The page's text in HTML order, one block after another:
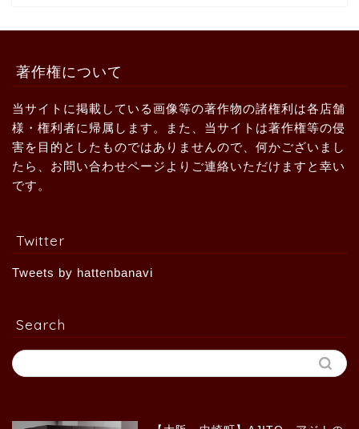
著作権について
当サイトに掲載している画像等の著作物の諸権利は各店舗
様・権利者に帰属します。また、当サイトは著作権等の侵
害を目的としたものではありませんので、何かございまし
たら、お問い合わせページよりご連絡いただけますと幸い
です。
Twitter
Tweets by hattenbanavi
Search